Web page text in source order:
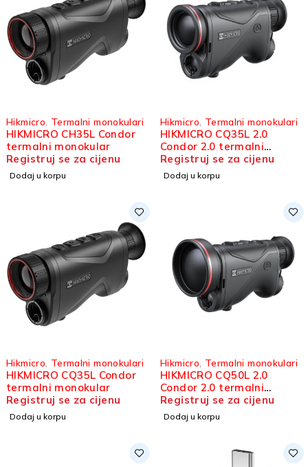
Hikmicro Termalni monokulari
HIKMICRO CH35L Condor
termalni monokular
Registruj se za cijenu
Dodaj u korpu
Hikmicro Termalni monokulari
HIKMICRO CQ35L 2.0
Condor 2.0 termalni
monokular
Registruj se za cijenu
Dodaj u korpu
Hikmicro Termalni monokulari
HIKMICRO CQ35L Condor
termalni monokular
Registruj se za cijenu
Dodaj u korpu
Hikmicro Termalni monokulari
HIKMICRO CQ50L 2.0
Condor 2.0 termalni
monokular
Registruj se za cijenu
Dodaj u korpu